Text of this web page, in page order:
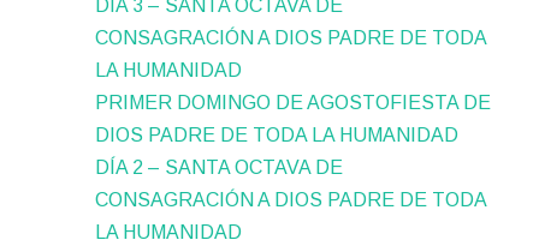
DÍA 3 – SANTA OCTAVA DE
CONSAGRACIÓN A DIOS PADRE DE TODA
LA HUMANIDAD
PRIMER DOMINGO DE AGOSTOFIESTA DE
DIOS PADRE DE TODA LA HUMANIDAD
DÍA 2 – SANTA OCTAVA DE
CONSAGRACIÓN A DIOS PADRE DE TODA
LA HUMANIDAD